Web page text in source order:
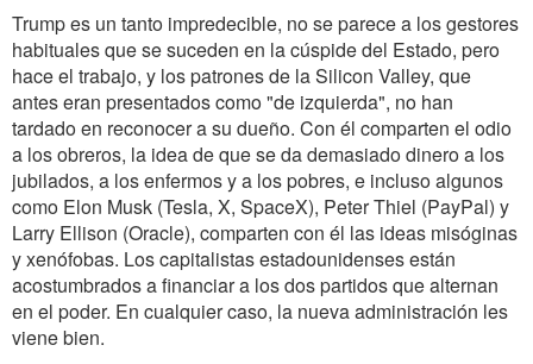
Trump es un tanto impredecible, no se parece a los gestores
habituales que se suceden en la cúspide del Estado, pero
hace el trabajo, y los patrones de la Silicon Valley, que
antes eran presentados como "de izquierda", no han
tardado en reconocer a su dueño. Con él comparten el odio
a los obreros, la idea de que se da demasiado dinero a los
jubilados, a los enfermos y a los pobres, e incluso algunos
como Elon Musk (Tesla, X, SpaceX), Peter Thiel (PayPal) y
Larry Ellison (Oracle), comparten con él las ideas misóginas
y xenófobas. Los capitalistas estadounidenses están
acostumbrados a financiar a los dos partidos que alternan
en el poder. En cualquier caso, la nueva administración les
viene bien.